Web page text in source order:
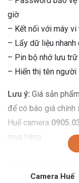
giờ
– Kết nối với máy
– Lấy dữ liệu
– Pin bộ nhớ lưu
– Hiển thị tên
Lưu ý: Giá sản
để có báo giá chính
Huế camera
mua hàng.
Camera Huế